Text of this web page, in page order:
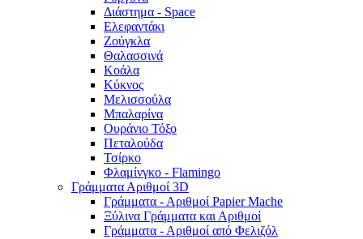
Διάστημα - Space
Ελεφαντάκι
Ζούγκλα
Θαλασσινά
Κοάλα
Κύκνος
Μελισσούλα
Μπαλαρίνα
Ουράνιο Τόξο
Πεταλούδα
Τσίρκο
Φλαμίνγκο - Flamingo
Γράμματα Αριθμοί 3D
Γράμματα - Αριθμοί Papier Mache
Ξύλινα Γράμματα και Αριθμοί
Γράμματα - Αριθμοί από Φελιζόλ